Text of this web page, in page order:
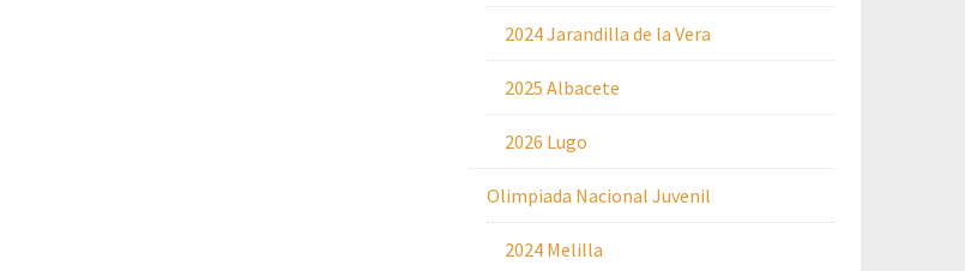
2024 Jarandilla de la Vera
2025 Albacete
2026 Lugo
Olimpiada Nacional Juvenil
2024 Melilla